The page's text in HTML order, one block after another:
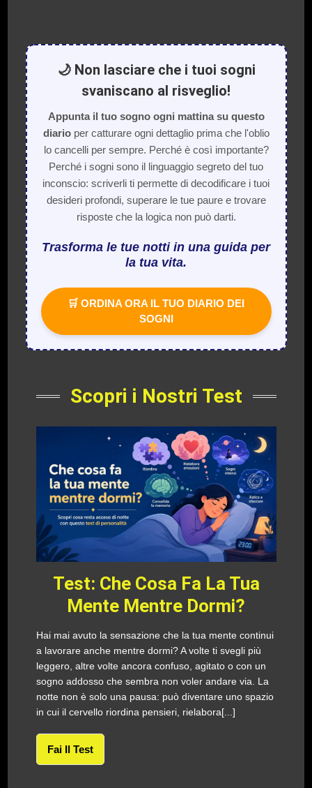
🌙 Non lasciare che i tuoi sogni
svaniscano al risveglio!
Appunta il tuo sogno ogni mattina su questo
diarioper catturare ogni dettaglio prima che l'oblio
lo cancelli per sempre. Perché è così importante?
Perché i sogni sono il linguaggio segreto del tuo
inconscio: scriverli ti permette di decodificare i tuoi
desideri profondi, superare le tue paure e trovare
risposte che la logica non può darti.
Trasforma le tue notti in una guida per
la tua vita.
🛒 ORDINA ORA IL TUO DIARIO DEI
SOGNI
Scopri i Nostri Test
Test: Che Cosa Fa La Tua
Mente Mentre Dormi?
Hai mai avuto la sensazione che la tua mente continui
a lavorare anche mentre dormi? A volte ti svegli più
leggero, altre volte ancora confuso, agitato o con un
sogno addosso che sembra non voler andare via. La
notte non è solo una pausa: può diventare uno spazio
in cui il cervello riordina pensieri, rielabora[...]
Fai Il Test